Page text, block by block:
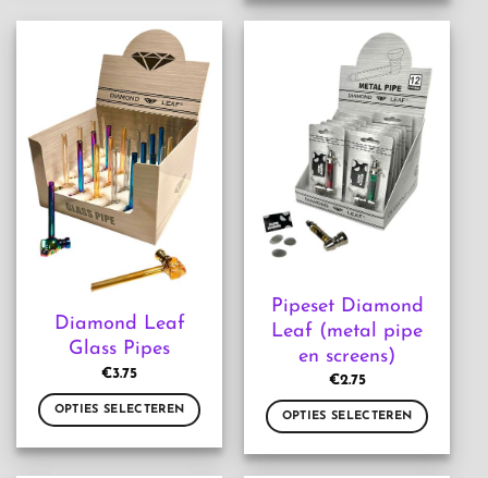
meerdere
variaties.
optie
gekozen
worden
op
de
productpagina
heeft
meerdere
variaties.
Deze
optie
kan
gekozen
worden
op
de
Diamond Leaf
Glass Pipes
€3.75
OPTIES SELECTEREN
product
Pipeset Diamond
Leaf (metal pipe
en screens)
€2.75
OPTIES SELECTEREN